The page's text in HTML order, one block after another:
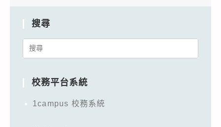
搜尋
Search
校務平台系統
1campus 校務系統